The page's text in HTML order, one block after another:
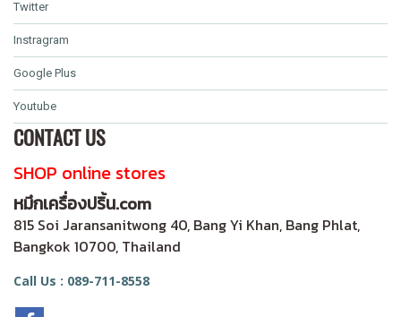
Twitter
Instragram
Google Plus
Youtube
CONTACT US
SHOP online stores
หมึกเครื่องปริ้น.com
815 Soi Jaransanitwong 40, Bang Yi Khan, Bang Phlat,
Bangkok 10700, Thailand
Call Us : 089-711-8558